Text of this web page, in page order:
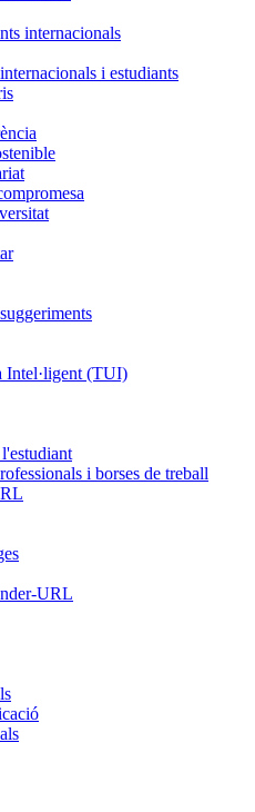
internacionals
i estudiants
Intel·ligent (TUI)
i borses de treball
URL